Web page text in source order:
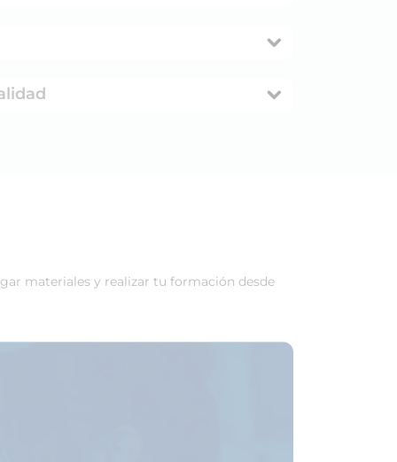
materiales y realizar tu formación desde